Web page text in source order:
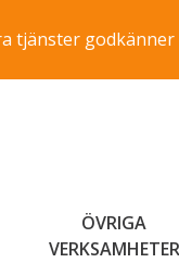
tjänster
ÖVRIGA
VERKSAMHETER